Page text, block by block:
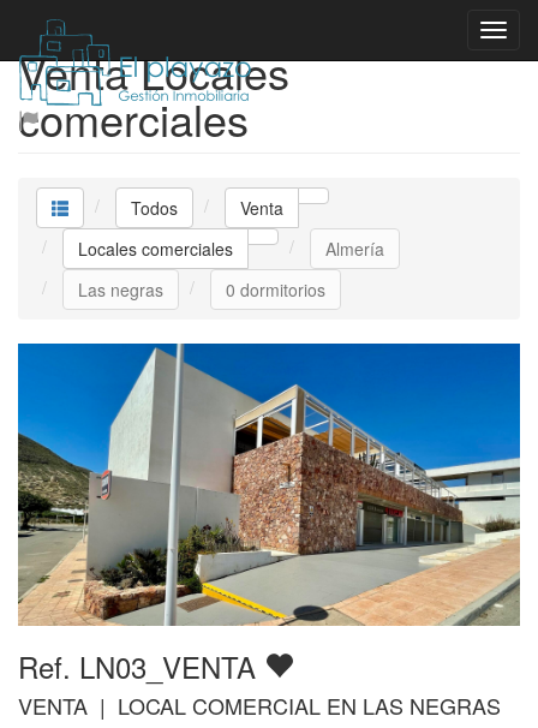
Venta Locales
comerciales
Todos
Venta
Locales comerciales
Almería
Las negras
0 dormitorios
Ref. LN03_VENTA
VENTA | LOCAL COMERCIAL EN LAS NEGRAS